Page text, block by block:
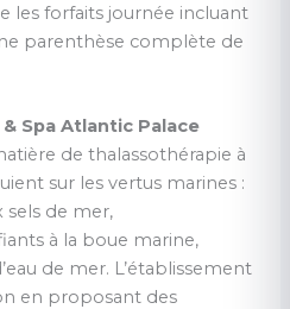
les forfaits journée incluant
parenthèse complète de
Spa Atlantic Palace
de thalassothérapie à
sur les vertus marines :
sels de mer,
à la boue marine,
de mer. L’établissement
en proposant des